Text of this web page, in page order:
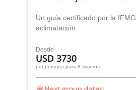
Un guía certificado por la
aclimatación.
Desde
USD 3730
por persona para 8 viajeros